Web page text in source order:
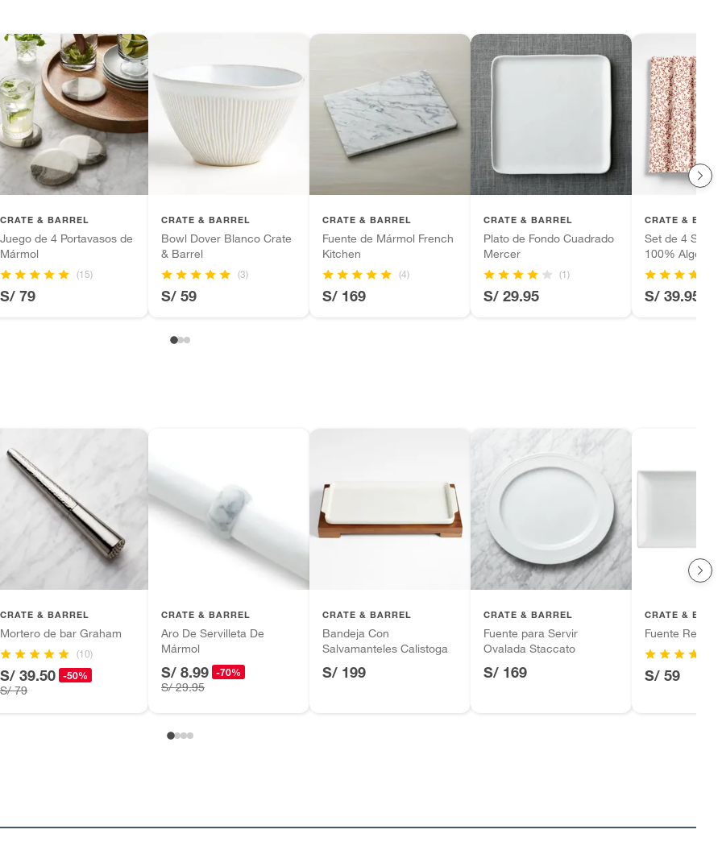
se ajusta a nuestras políticas de cambios y
en los paisajes islandeses de lava e hielo, la
Mercer combina exteriores carbón semimate con
azul glaciar reactivo. Esta bandeja tipo tray, hecha
reciclada, une lo rústico y lo refinado con borde
ondulada. Su base sin esmaltar, suave para
realza su carácter artesanal.
tienen:
productos para asfalto, hormigón, albañilería.
productos para asfalto.
tecnología, línea blanca, colchones, muebles,
suplementos alimenticios, vitaminas.
CRATE & BARREL
Juego de 4 Portavasos de
Mármol
(15)
S/ 79
CRATE & BARREL
Bowl Dover Blanco Crate
& Barrel
(3)
S/ 59
CRATE & BARREL
Fuente de Mármol French
Kitchen
(4)
S/ 169
CRATE & BARREL
Plato de Fondo Cuadrado
Mercer
(1)
S/ 29.95
CRATE &
Set de 4
100%
S/ 39.95
CRATE & BARREL
Mortero de bar Graham
(10)
S/ 39.50 -50%
S/ 79
CRATE & BARREL
Aro De Servilleta De
Mármol
S/ 8.99 -70%
S/ 29.95
CRATE & BARREL
Bandeja Con
Salvamanteles Calistoga
S/ 199
CRATE & BARREL
Fuente para Servir
Ovalada Staccato
S/ 169
CRATE &
Fuente
S/ 59